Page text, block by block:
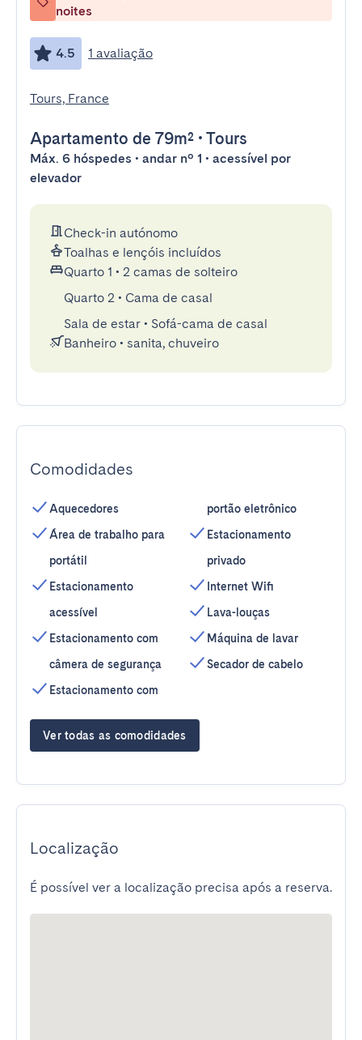
noites
4.5 1 avaliação
Tours, France
Apartamento de 79m² • Tours
Máx. 6 hóspedes • andar nº 1 • acessível por
elevador
Check-in autónomo
Toalhas e lençóis incluídos
Quarto 1 • 2 camas de solteiro
Quarto 2 • Cama de casal
Sala de estar • Sofá-cama de casal
Banheiro • sanita, chuveiro
Comodidades
Aquecedores
Área de trabalho para
portátil
Estacionamento
acessível
Estacionamento com
câmera de segurança
Estacionamento com
portão eletrônico
Estacionamento
privado
Internet Wifi
Lava-louças
Máquina de lavar
Secador de cabelo
Ver todas as comodidades
Localização
É possível ver a localização precisa após a reserva.